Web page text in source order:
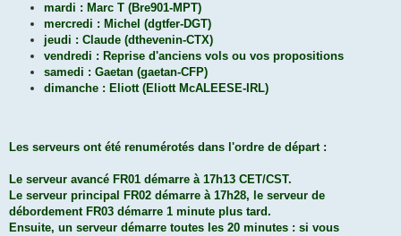
mardi : Marc T (Bre901-MPT)
mercredi : Michel (dgtfer-DGT)
jeudi : Claude (dthevenin-CTX)
vendredi : Reprise d'anciens vols ou vos propositions
samedi : Gaetan (gaetan-CFP)
dimanche : Eliott (Eliott McALEESE-IRL)
Les serveurs ont été renumérotés dans l'ordre de départ :
Le serveur avancé FR01 démarre à 17h13 CET/CST.
Le serveur principal FR02 démarre à 17h28, le serveur de
débordement FR03 démarre 1 minute plus tard.
Ensuite, un serveur démarre toutes les 20 minutes : si vous